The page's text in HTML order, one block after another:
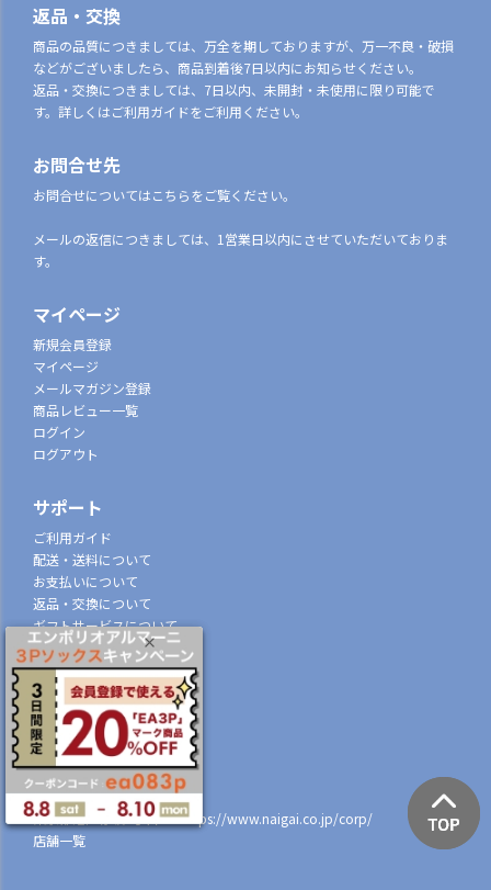
返品・交換
商品の品質につきましては、万全を期しておりますが、万一不良・破損
などがございましたら、商品到着後7日以内にお知らせください。
返品・交換につきましては、7日以内、未開封・未使用に限り可能で
す。詳しくはご利用ガイドをご利用ください。
お問合せ先
お問合せについてはこちらをご覧ください。
メールの返信につきましては、1営業日以内にさせていただいておりま
す。
マイページ
新規会員登録
マイページ
メールマガジン登録
商品レビュー一覧
ログイン
ログアウト
サポート
ご利用ガイド
配送・送料について
お支払いについて
返品・交換について
ギフトサービスについて
特定商取引法に基づく表示
個人情報の取扱
会社概要
株式会社ナイガイ
(東証スタンダード市場上場)
107-0052
東京都港区赤坂7丁目8-5https://www.naigai.co.jp/corp/
店舗一覧